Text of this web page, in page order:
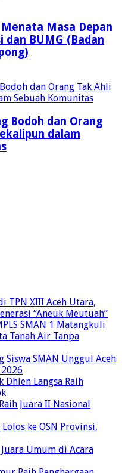
Masa Depan
dan BUMG (Badan
Bodoh dan Orang
dalam
TPN XIII Aceh Utara,
“Aneuk Meutuah”
SMAN 1 Matangkuli
Tanah Air Tanpa
Siswa SMAN Unggul Aceh
Dhien Langsa Raih
Juara II Nasional
ke OSN Provinsi,
Juara Umum di Acara